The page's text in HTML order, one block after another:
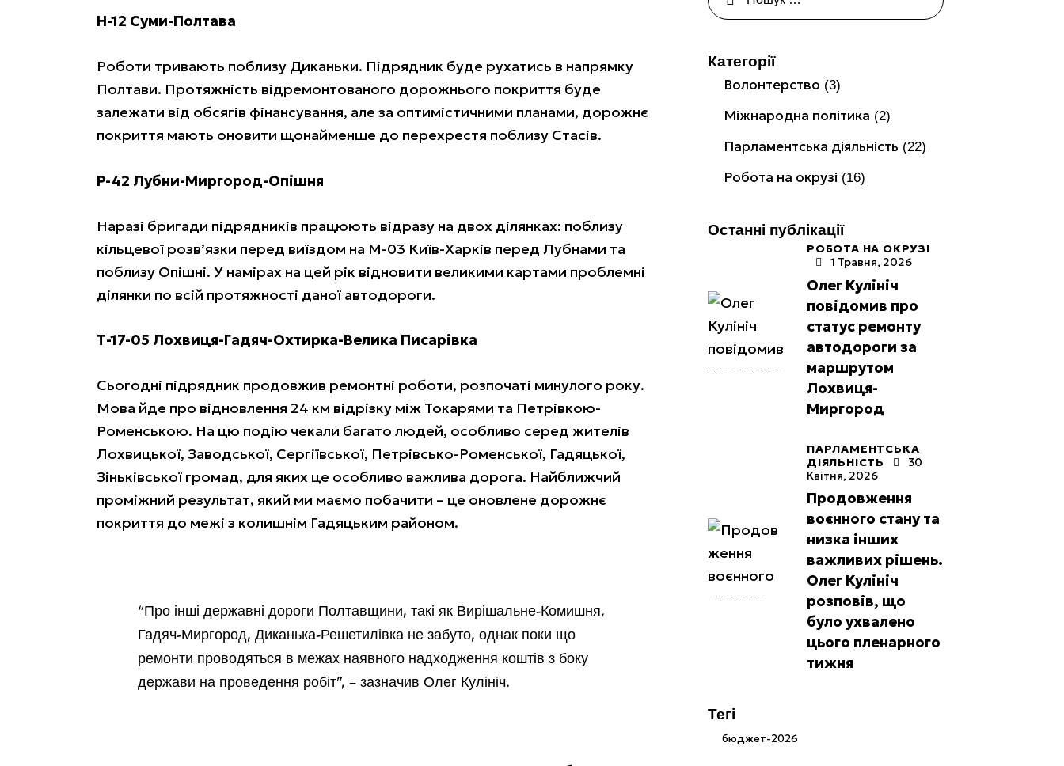
Н-12 Суми-Полтава
Роботи тривають поблизу Диканьки. Підрядник буде рухатись в напрямку
Полтави. Протяжність відремонтованого дорожнього покриття буде
залежати від обсягів фінансування, але за оптимістичними планами, дорожнє
покриття мають оновити щонайменше до перехрестя поблизу Стасів.
Р-42 Лубни-Миргород-Опішня
Наразі бригади підрядників працюють відразу на двох ділянках: поблизу
кільцевої розв’язки перед виїздом на М-03 Київ-Харків перед Лубнами та
поблизу Опішні. У намірах на цей рік відновити великими картами проблемні
ділянки по всій протяжності даної автодороги.
Т-17-05 Лохвиця-Гадяч-Охтирка-Велика Писарівка
Сьогодні підрядник продовжив ремонтні роботи, розпочаті минулого року.
Мова йде про відновлення 24 км відрізку між Токарями та Петрівкою-
Роменською. На цю подію чекали багато людей, особливо серед жителів
Лохвицької, Заводської, Сергіївської, Петрівсько-Роменської, Гадяцької,
Зіньківської громад, для яких це особливо важлива дорога. Найближчий
проміжний результат, який ми маємо побачити – це оновлене дорожнє
покриття до межі з колишнім Гадяцьким районом.
“Про інші державні дороги Полтавщини, такі як Вирішальне-Комишня,
Гадяч-Миргород, Диканька-Решетилівка не забуто, однак поки що
ремонти проводяться в межах наявного надходження коштів з боку
держави на проведення робіт”, – зазначив Олег Кулініч.
Категорії
Волонтерство (3)
Міжнародна політика (2)
Парламентська діяльність (22)
Робота на окрузі (16)
Останні публікації
РОБОТА НА ОКРУЗІ
1 Травня, 2026
Олег Кулініч
повідомив про
статус ремонту
автодороги за
маршрутом
Лохвиця-
Миргород
ПАРЛАМЕНТСЬКА
ДІЯЛЬНІСТЬ
30
Квітня, 2026
Продовження
воєнного стану та
низка інших
важливих рішень.
Олег Кулініч
розповів, що
було ухвалено
цього пленарного
тижня
Тегі
бюджет-2026